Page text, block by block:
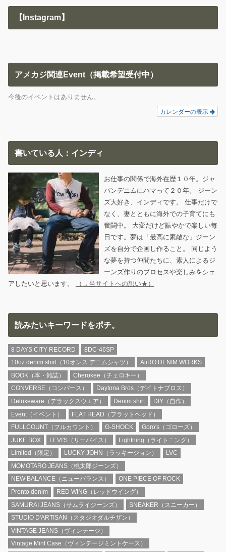
【Instagram】
アメカジ関連Event（掲載希望受付中）
今後のイベントはありません。
カレンダーの表示
書いている人：インディ
お仕事の関係で海外在歴１０年。ジャ
パンデニムにハマって２０年。 ジーン
ズ大好き、インディです。 仕事だけで
なく、妻とともに海外での子育てにも
奮闘中。 大変だけど賑やかで楽しい毎
日です。夢は「最高に素敵な」ジーン
ズを自分で企画し作ること。 同じよう
な夢を持つ仲間たちに、素人によるジ
ーンズ作りのプロセスや楽しみをシェ
アしたいと思います。
（→当サイトへの想い★）
読みたいキーワードをポチ。
8 DAYS CITY RECORD
8DC-46SP
10oz denim shirt（10オンス デニムシャツ）
AiiRO DENIM WORKS
BOOK（本・雑誌）
Cherokee（チェロキー）
CONVERSE（コンバース）
Daytona Bros（デイトナブロス）
Deluxeware（デラックスウエア）
Denim shirt
DIY（自作）
Event（イベント）
FLAT HEAD（フラットヘッド）
FULLCOUNT（フルカウント）
G-SHOCK
Goro's（ゴローズ）
JUKE BOX
LEVI'S（リーバイス）
Lightning（ライトニング）
Limited（限定）
LUCKY JOHN（ラッキージョン）
LVC
MOMOTARO JEANS（桃太郎ジーンズ）
NEW BALANCE（ニューバランス）
ONE PIECE OF ROCK
Pronto denim
RED WING（レッドウイング）
SAMURAI JEANS（サムライジーンズ）
SNEAKER（スニーカー）
STUDIO D'ARTISAN（スタジオダルチザン）
VINTAGE JEANS（ヴィンテージ）
Vintage Mint Case（ヴィンテージミントケース）